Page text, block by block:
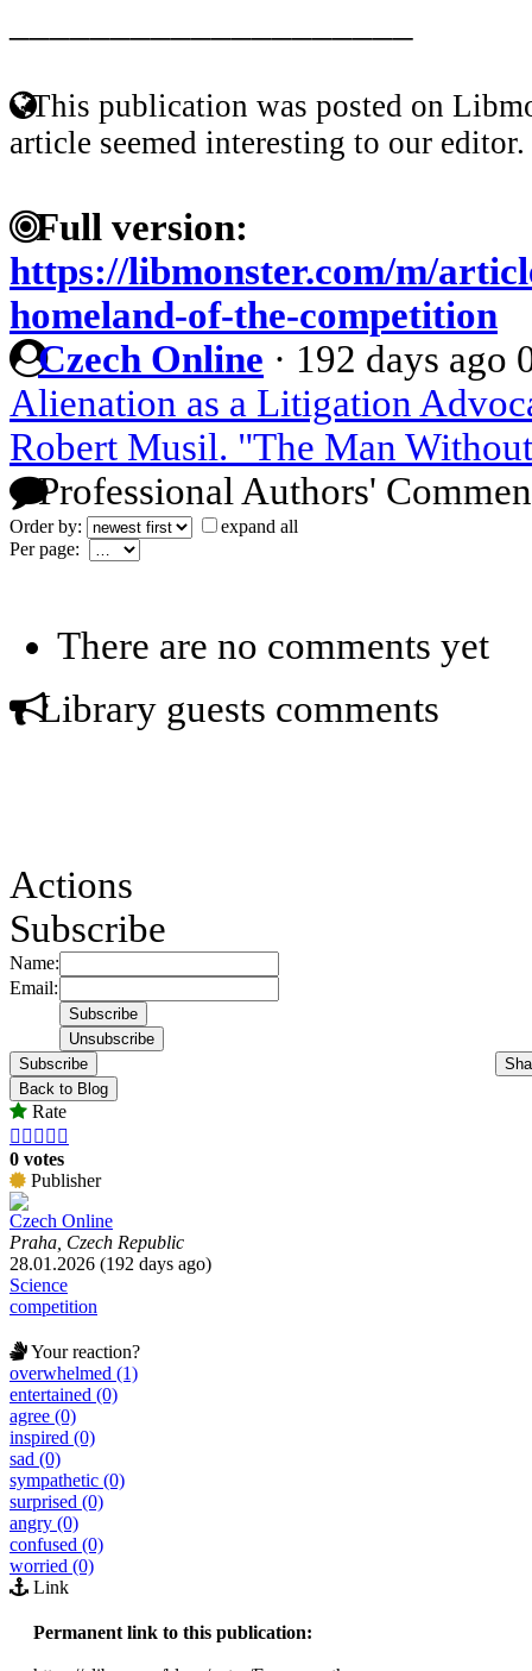
This publication was posted on
article seemed interesting to our editor.
Full version:
https://libmonster.com/m/
homeland-of-the-competition
Czech Online · 192 days ago
Alienation as a Litigation
Robert Musil. "The Man
Professional Authors'
Order by:
expand all
Per page:
There are no comments yet
Library guests comments
Actions
Subscribe
Name:
Email:
Subscribe
Back to Blog
Rate
    
0 votes
Publisher
Czech Online
Praha, Czech Republic
28.01.2026 (192 days ago)
Science
competition
Your reaction?
overwhelmed (1)
entertained (0)
agree (0)
inspired (0)
sad (0)
sympathetic (0)
surprised (0)
angry (0)
confused (0)
worried (0)
Link
Permanent link to this publication: